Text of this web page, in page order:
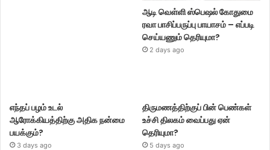
ஆடி வெள்ளி ஸ்பெஷல் கோதுமை
ரவா பாசிப்பருப்பு பாயாசம் – எப்படி
செய்யணும் தெரியுமா?
2 days ago
எந்தப் பழம் உடல்
ஆரோக்கியத்திற்கு அதிக நன்மை
பயக்கும்?
3 days ago
திருமணத்திற்குப் பின் பெண்கள்
உச்சி திலகம் வைப்பது ஏன்
தெரியுமா?
5 days ago